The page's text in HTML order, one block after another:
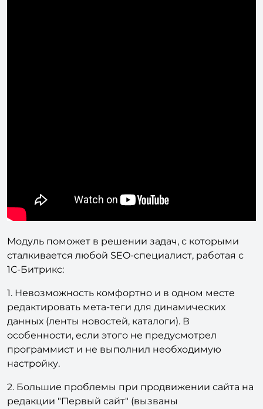
Модуль поможет в решении задач, с которыми
сталкивается любой SEO-специалист, работая с
1С-Битрикс:
1. Невозможность комфортно и в одном месте
редактировать мета-теги для динамических
данных (ленты новостей, каталоги). В
особенности, если этого не предусмотрел
программист и не выполнил необходимую
настройку.
2. Большие проблемы при продвижении сайта на
редакции "Первый сайт" (вызваны